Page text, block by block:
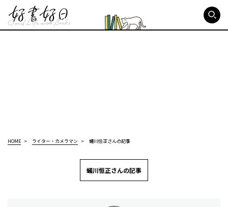
HOME ライター・カメラマン 蟻川恒正さんの記事
蟻川恒正さんの記事